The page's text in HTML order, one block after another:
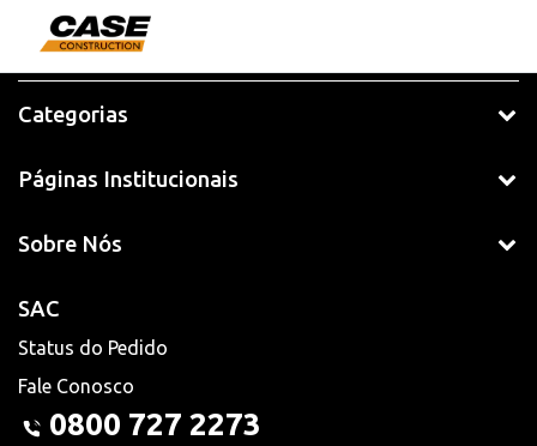
Categorias
Páginas Institucionais
Sobre Nós
SAC
Status do Pedido
Fale Conosco
0800 727 2273